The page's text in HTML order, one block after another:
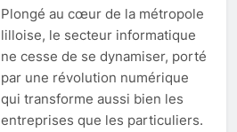
Plongé au cœur de la métropole
lilloise, le secteur informatique
ne cesse de se dynamiser, porté
par une révolution numérique
qui transforme aussi bien les
entreprises que les particuliers.